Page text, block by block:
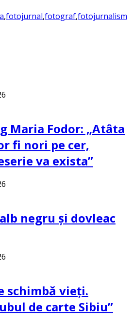
,fotojurnal,fotograf,fotojurnalism
Maria Fodor: „Atâta
fi nori pe cer,
va exista”
negru și dovleac
schimbă vieți.
de carte Sibiu”